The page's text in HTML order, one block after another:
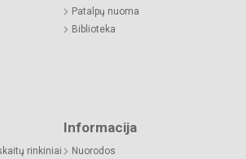
Patalpų nuoma
Biblioteka
rinkiniai
Informacija
Nuorodos